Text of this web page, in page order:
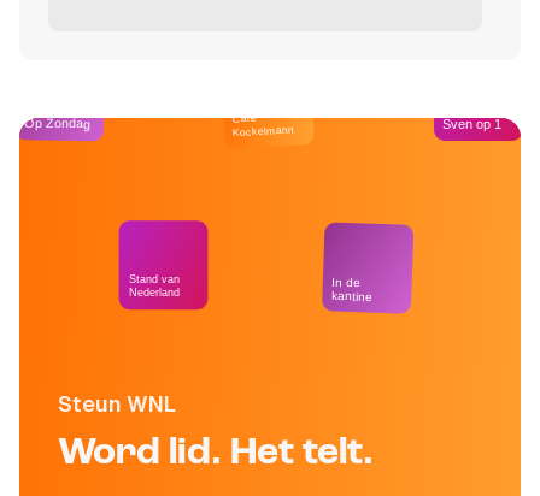
Steun WNL
Word lid. Het telt.
Op Zondag
Stand van
Nederland
Café
Kockelmann
In de
kantine
Sven op 1